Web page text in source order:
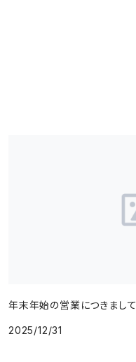
年末年始の営業につきまして
2025/12/31